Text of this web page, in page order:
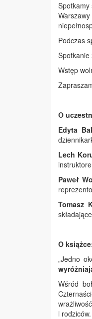
Spotkamy
Podczas
Spotkanie
Wstęp
O
Edyta
Lech
Paweł
Tomasz
O
„Jedno
Wśród
i rodziców.